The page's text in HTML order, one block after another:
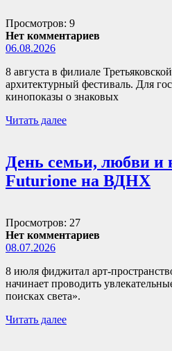
Просмотров: 9
Нет комментариев
06.08.2026
8 августа в филиале
архитектурный фестиваль. Для
кинопоказы о знаковых
Читать далее
День семьи, любви и
Futurione на ВДНХ
Просмотров: 27
Нет комментариев
08.07.2026
8 июля фиджитал арт-
начинает проводить
поисках света».
Читать далее